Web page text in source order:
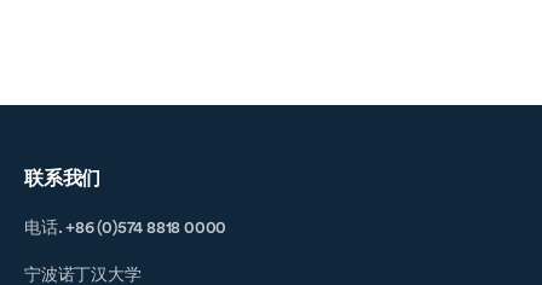
联系我们
电话. +86 (0)574 8818 0000
宁波诺丁汉大学